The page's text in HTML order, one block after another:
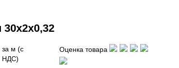
за м (с
НДС)
Оценка товара